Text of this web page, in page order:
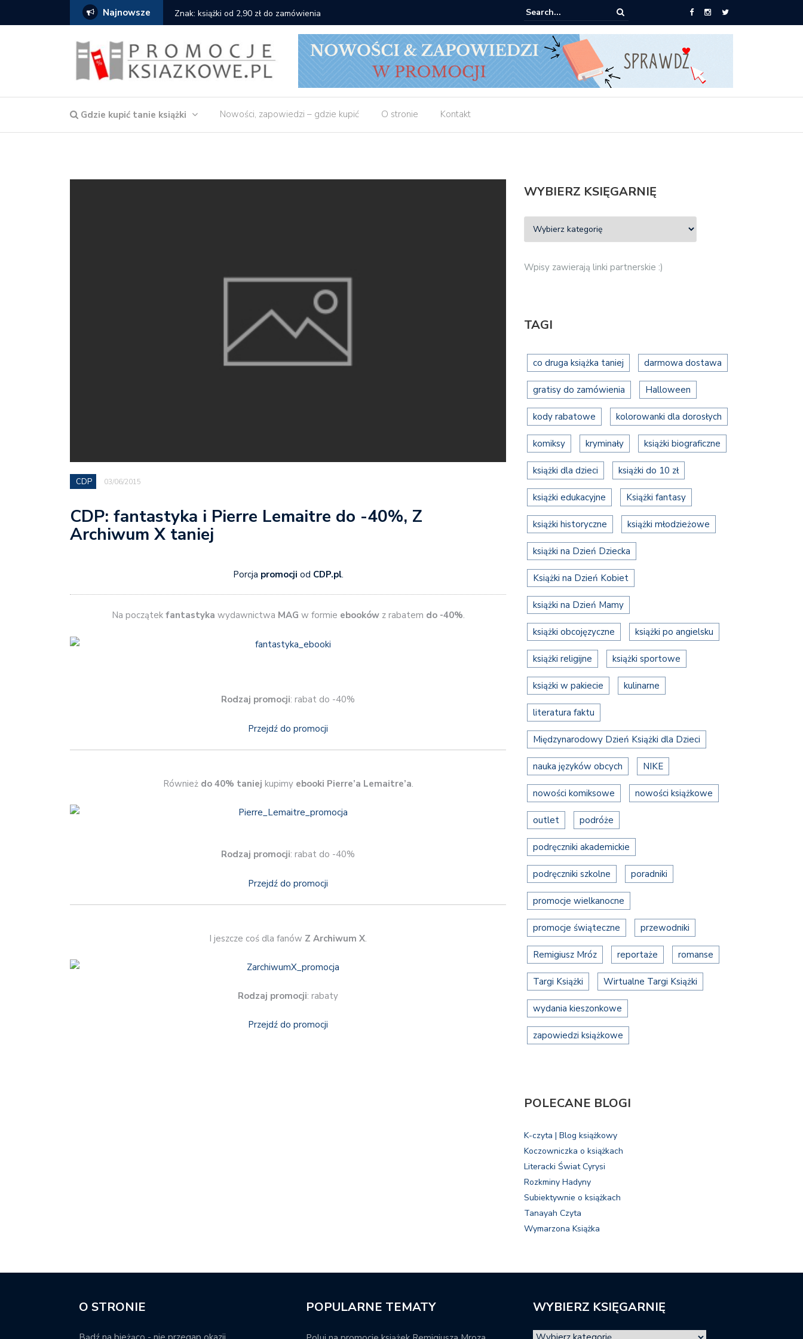
Najnowsze Znak: książki od 2,90 zł do zamówienia Matras: 10 książek za 69 zł
Gdzie kupić tanie książki Nowości, zapowiedzi – gdzie kupić O stronie Kontakt
CDP 03/06/2015
CDP: fantastyka i Pierre Lemaitre do -40%, Z
Archiwum X taniej
Porcja promocji od CDP.pl.
Na początek fantastyka wydawnictwa MAG w formie ebookówz rabatem do -40%.
Rodzaj promocji: rabat do -40%
Przejdź do promocji
Również do 40% taniej kupimy ebooki Pierre’a Lemaitre’a.
Rodzaj promocji: rabat do -40%
Przejdź do promocji
I jeszcze coś dla fanów Z Archiwum X.
Rodzaj promocji: rabaty
Przejdź do promocji
WYBIERZ KSIĘGARNIĘ
Wpisy zawierają linki partnerskie :)
TAGI
co druga książka taniej darmowa dostawa
gratisy do zamówienia Halloween
kody rabatowe kolorowanki dla dorosłych
komiksy kryminały książki biograficzne
książki dla dzieci książki do 10 zł
książki edukacyjne Książki fantasy
książki historyczne książki młodzieżowe
książki na Dzień Dziecka
Książki na Dzień Kobiet
książki na Dzień Mamy
książki obcojęzyczne książki po angielsku
książki religijne książki sportowe
książki w pakiecie kulinarne
literatura faktu
Międzynarodowy Dzień Książki dla Dzieci
nauka języków obcych NIKE
nowości komiksowe nowości książkowe
outlet podróże
podręczniki akademickie
podręczniki szkolne poradniki
promocje wielkanocne
promocje świąteczne przewodniki
Remigiusz Mróz reportaże romanse
Targi Książki Wirtualne Targi Książki
wydania kieszonkowe
zapowiedzi książkowe
POLECANE BLOGI
K-czyta | Blog książkowy
Koczowniczka o książkach
Literacki Świat Cyrysi
Rozkminy Hadyny
Subiektywnie o książkach
Tanayah Czyta
Wymarzona Książka
O STRONIE POPULARNE TEMATY WYBIERZ KSIĘGARNIĘ